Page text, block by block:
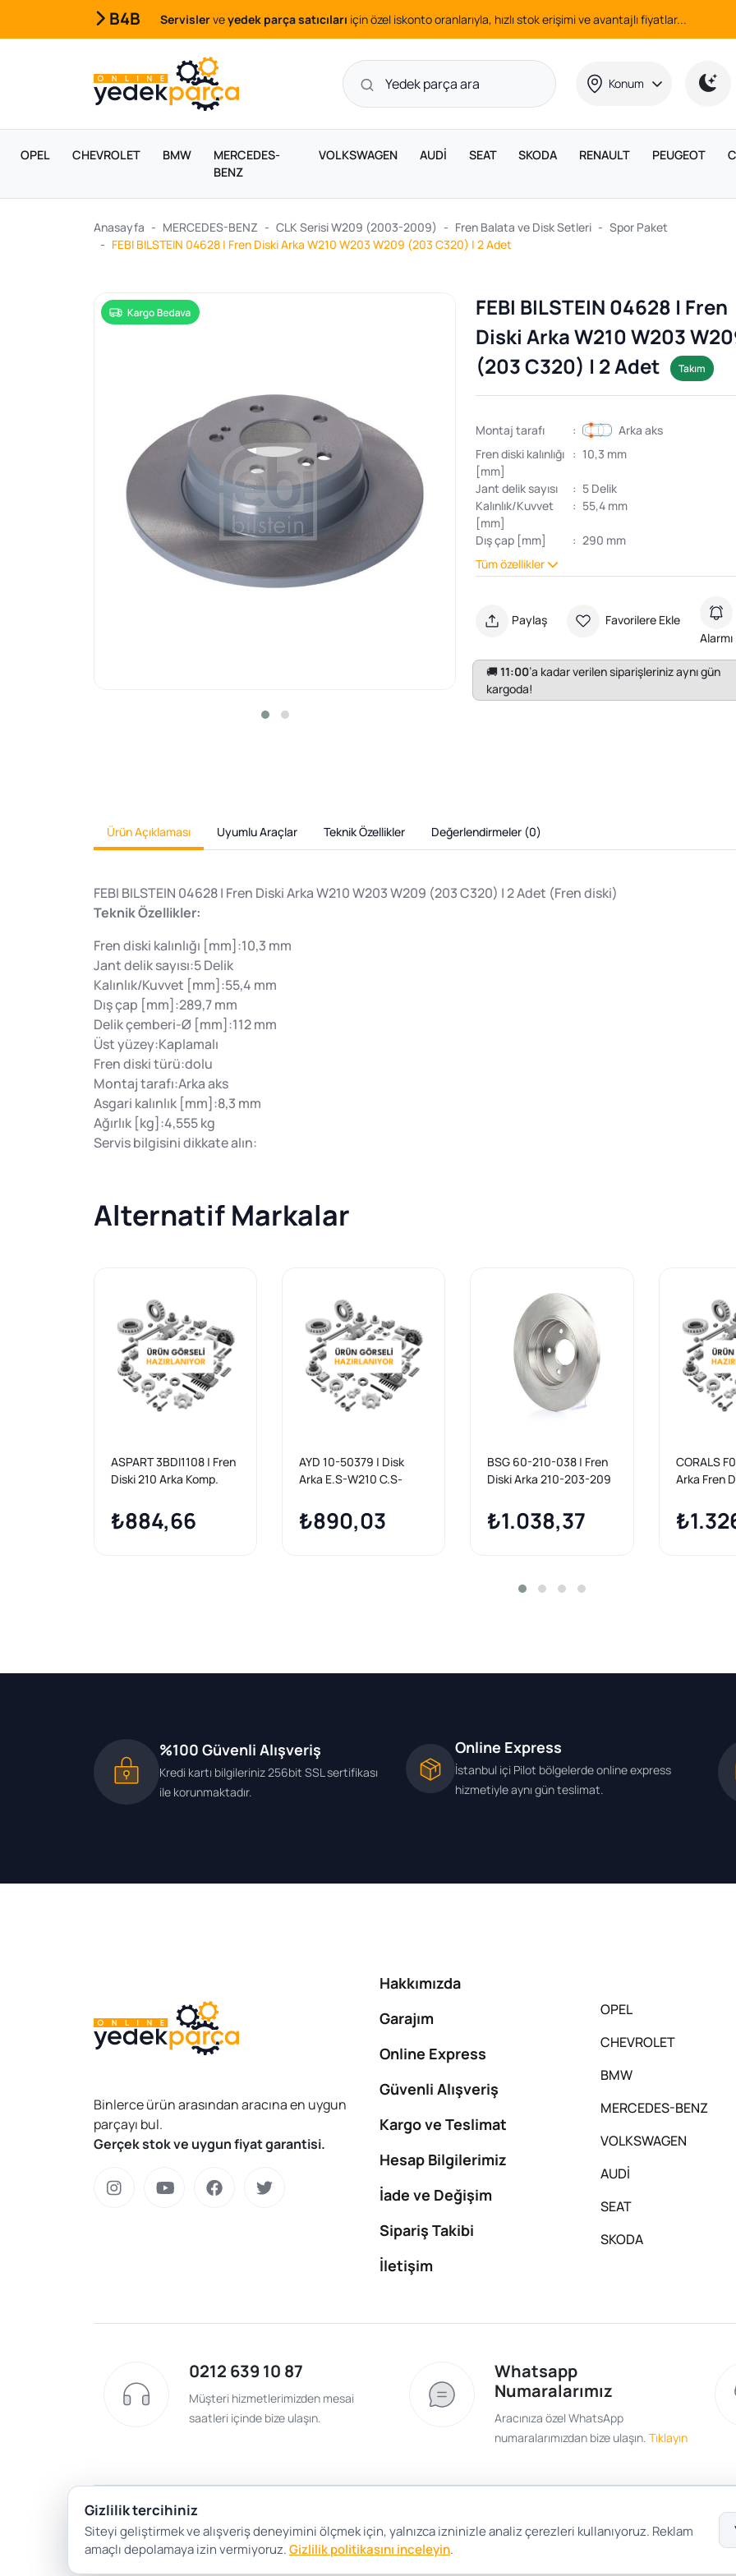
B4B Servislerveyedek parça satıcıları için özel iskonto oranlarıyla, hızlı stok erişimi ve avantajlı fiyatlar...
Konum
OPEL CHEVROLET BMW
MERCEDES-
BENZ
VOLKSWAGEN AUDİ SEAT SKODA RENAULT PEUGEOT
Anasayfa MERCEDES-BENZ CLK Serisi W209 (2003-2009) Fren Balata ve Disk Setleri
Spor Paket
FEBI BILSTEIN 04628 | Fren Diski Arka W210 W203 W209 (203 C320) | 2 Adet
FEBI BILSTEIN 04628 | Fren
Diski Arka W210 W203
(203 C320) | 2 Adet
Takım
Montaj tarafı :
Arka aks
Fren diski kalınlığı
[mm]
: 10,3 mm
Jant delik sayısı : 5 Delik
Kalınlık/Kuvvet
[mm]
: 55,4 mm
Dış çap [mm] : 290 mm
Tüm özellikler
Paylaş Favorilere Ekle
Alarmı
🚚11:00’a kadar verilen siparişleriniz aynı gün
kargoda!
Ürün Açıklaması Uyumlu Araçlar Teknik Özellikler Değerlendirmeler (0)
FEBI BILSTEIN 04628 | Fren Diski Arka W210 W203 W209 (203 C320) | 2 Adet (Fren diski)
Teknik Özellikler:
Fren diski kalınlığı [mm]:10,3 mm
Jant delik sayısı:5 Delik
Kalınlık/Kuvvet [mm]:55,4 mm
Dış çap [mm]:289,7 mm
Delik çemberi-Ø [mm]:112 mm
Üst yüzey:Kaplamalı
Fren diski türü:dolu
Montaj tarafı:Arka aks
Asgari kalınlık [mm]:8,3 mm
Ağırlık [kg]:4,555 kg
Servis bilgisini dikkate alın:
Alternatif Markalar
ASPART 3BDI1108 | Fren
Diski 210 Arka Komp.
₺884,66
AYD 10-50379 | Disk
Arka E.S-W210 C.S-
₺890,03
BSG 60-210-038 | Fren
Diski Arka 210-203-209
₺1.038,37
CORALS
Arka Fren
Komprösör.
%100 Güvenli Alışveriş
Kredi kartı bilgileriniz 256bit SSL sertifikası
ile korunmaktadır.
Online Express
İstanbul içi Pilot bölgelerde online express
hizmetiyle aynı gün teslimat.
Binlerce ürün arasından aracına en uygun
parçayı bul.
Gerçek stok ve uygun fiyat garantisi.
Hakkımızda
Garajım
Online Express
Güvenli Alışveriş
Kargo ve Teslimat
Hesap Bilgilerimiz
İade ve Değişim
Sipariş Takibi
İletişim
OPEL
CHEVROLET
BMW
MERCEDES-BENZ
VOLKSWAGEN
AUDİ
SEAT
SKODA
0212 639 10 87
Müşteri hizmetlerimizden mesai
saatleri içinde bize ulaşın.
Whatsapp
Numaralarımız
Aracınıza özel WhatsApp
numaralarımızdan bize ulaşın. Tıklayın
Gizlilik tercihiniz
Siteyi geliştirmek ve alışveriş deneyimini ölçmek için, yalnızca izninizle analiz çerezleri kullanıyoruz. Reklam
amaçlı depolamaya izin vermiyoruz.Gizlilik politikasını inceleyin.